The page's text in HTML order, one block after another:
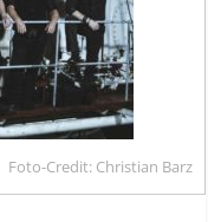
Foto-Credit: Christian Barz